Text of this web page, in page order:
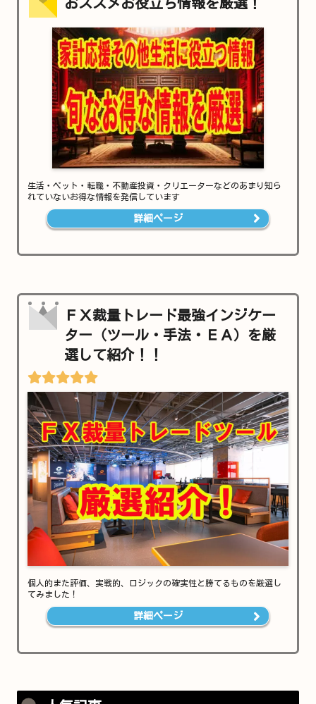
生活・ペット・転職・不動産投資・クリエーターなどのあまり知ら
れていないお得な情報を発信しています
詳細ページ
ＦＸ裁量トレード最強インジケー
ター（ツール・手法・ＥＡ）を厳
選して紹介！！
個人的また評価、実戦的、ロジックの確実性と勝てるものを厳選し
てみました！
詳細ページ